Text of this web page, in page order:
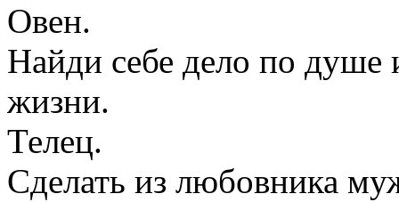
Овен.
Найди себе дело по душе
жизни.
Телец.
Сделать из любовника